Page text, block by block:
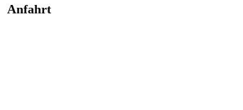
Anfahrt